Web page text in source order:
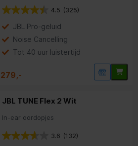
4.5 (325)
JBL Pro-geluid
Noise Cancelling
Tot 40 uur luistertijd
279,-
JBL TUNE Flex 2 Wit
In-ear oordopjes
3.6 (132)